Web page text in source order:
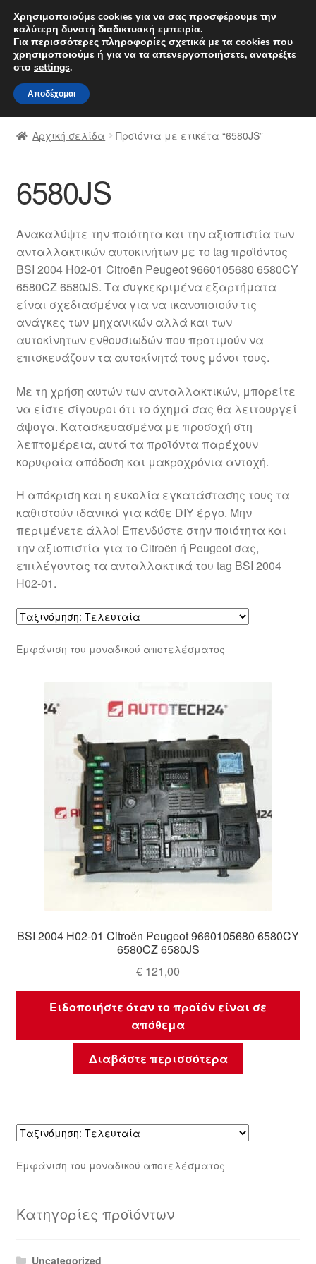
ΑΠΟΣΤΟΛΗ από 7 EUR
Δευτέρα-Παρ. 9 π.μ. - 4 μ.μ.
Απευθείας
μετάβαση
στην
πλοήγηση
Μετάβαση
σε
περιεχόμενο
Αρχική
Διαδικασία Παραπόνων
Επικοινωνία
Μεταφορά
Ο λογαριασμός μου
Ολοκλήρωση αγοράς
Παγκόσμια αποστολή
Παράπονα
Πολιτική Απορρήτου
Σχετικά με εμάς
Αρχική σελίδα Προϊόντα με ετικέτα “6580JS”
6580JS
Ανακαλύψτε την ποιότητα και την αξιοπιστία των
ανταλλακτικών αυτοκινήτων με το tag προϊόντος
BSI 2004 H02-01 Citroën Peugeot 9660105680 6580CY
6580CZ 6580JS. Τα συγκεκριμένα εξαρτήματα
είναι σχεδιασμένα για να ικανοποιούν τις
ανάγκες των μηχανικών αλλά και των
αυτοκίνητων ενθουσιωδών που προτιμούν να
επισκευάζουν τα αυτοκίνητά τους μόνοι τους.
Με τη χρήση αυτών των ανταλλακτικών, μπορείτε
να είστε σίγουροι ότι το όχημά σας θα λειτουργεί
άψογα. Κατασκευασμένα με προσοχή στη
λεπτομέρεια, αυτά τα προϊόντα παρέχουν
κορυφαία απόδοση και μακροχρόνια αντοχή.
Η απόκριση και η ευκολία εγκατάστασης τους τα
καθιστούν ιδανικά για κάθε DIY έργο. Μην
περιμένετε άλλο! Επενδύστε στην ποιότητα και
την αξιοπιστία για το Citroën ή Peugeot σας,
επιλέγοντας τα ανταλλακτικά του tag BSI 2004
H02-01.
Εμφάνιση του μοναδικού αποτελέσματος
BSI 2004 H02-01 Citroën Peugeot 9660105680 6580CY
6580CZ 6580JS
€ 121,00
Ειδοποιήστε όταν το προϊόν είναι σε
απόθεμα
Διαβάστε περισσότερα
Εμφάνιση του μοναδικού αποτελέσματος
Κατηγορίες προϊόντων
Uncategorized
Χρησιμοποιούμε cookies για να σας προσφέρουμε την
καλύτερη δυνατή διαδικτυακή εμπειρία.
Για περισσότερες πληροφορίες σχετικά με τα cookies που
χρησιμοποιούμε ή για να τα απενεργοποιήσετε, ανατρέξτε
στο settings.
Αποδέχομαι